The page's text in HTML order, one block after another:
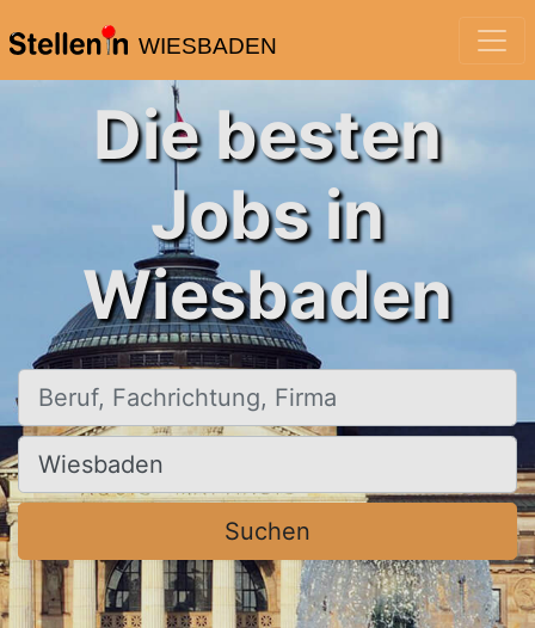
WIESBADEN
Die besten
Jobs in
Wiesbaden
Beruf, Fachrichtung, Firma
Ort, Stadt
Suchen